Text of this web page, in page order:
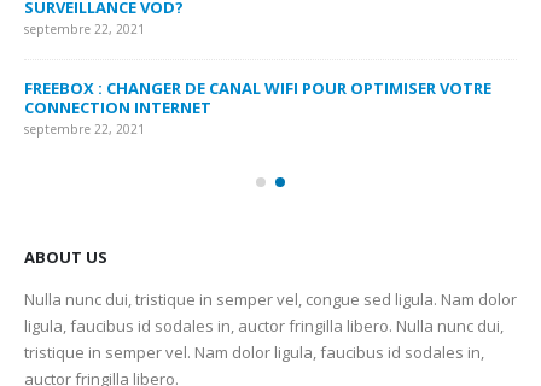
SURVEILLANCE VOD?
septembre 22, 2021
FREEBOX : CHANGER DE CANAL WIFI POUR OPTIMISER VOTRE
CONNECTION INTERNET
septembre 22, 2021
ABOUT US
Nulla nunc dui, tristique in semper vel, congue sed ligula. Nam dolor
ligula, faucibus id sodales in, auctor fringilla libero. Nulla nunc dui,
tristique in semper vel. Nam dolor ligula, faucibus id sodales in,
auctor fringilla libero.